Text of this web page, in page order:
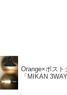
Orange×ポスト
「MIKAN